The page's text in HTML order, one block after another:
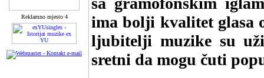
Reklamno mjesto 4
ima bolji kvalitet glasa
ljubitelji muzike su
sretni da mogu čuti